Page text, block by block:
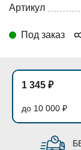
Артикул
Под заказ
1 345 ₽
до 10 000 ₽